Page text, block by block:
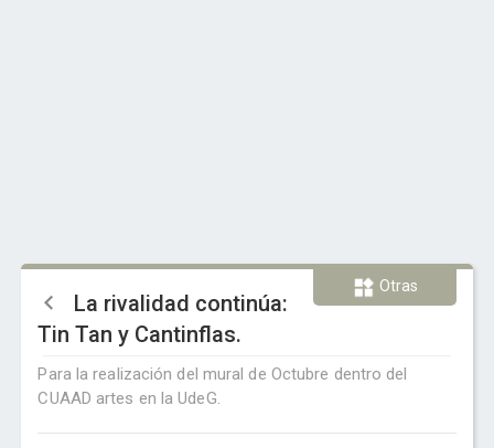
Otras
La rivalidad continúa:
Tin Tan y Cantinflas.
Para la realización del mural de Octubre dentro del
CUAAD artes en la UdeG.